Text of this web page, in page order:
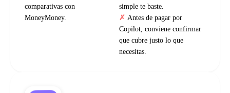
comparativas con
MoneyMoney.
simple te baste.
Antes de pagar por
Copilot, conviene confirmar
que cubre justo lo que
necesitas.